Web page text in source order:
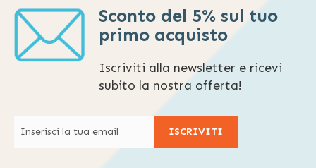
Sconto del 5% sul tuo
primo acquisto
Iscriviti alla newsletter e ricevi
subito la nostra offerta!
ISCRIVITI